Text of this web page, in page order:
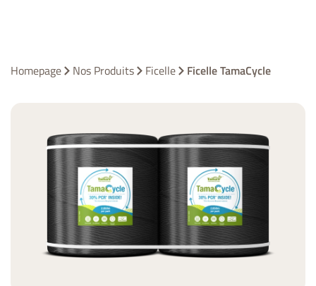
Homepage Nos Produits Ficelle Ficelle TamaCycle